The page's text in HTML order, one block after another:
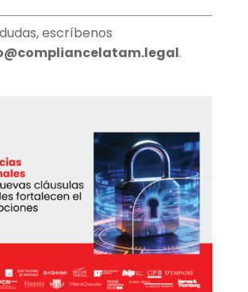
escríbenos
.